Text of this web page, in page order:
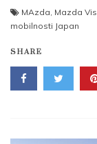
MAzda Mazda
mobilnosti Japan
SHARE